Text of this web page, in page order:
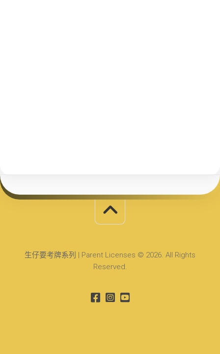
生仔要考牌系列 | Parent Licenses © 2026. All Rights
Reserved.